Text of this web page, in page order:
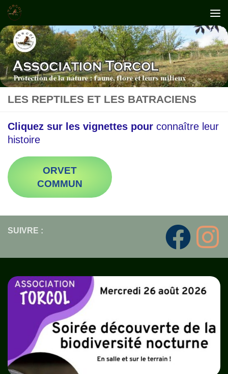
Skip to content
LES REPTILES ET LES BATRACIENS
Cliquez sur les vignettes pour connaître leur
histoire
ORVET
COMMUN
SUIVRE :